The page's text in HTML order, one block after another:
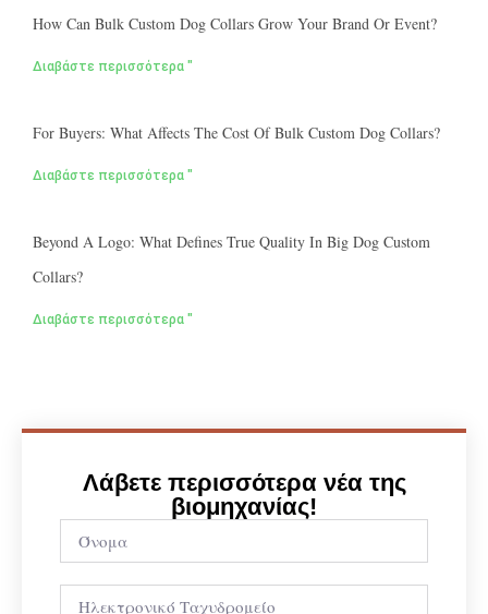
How Can Bulk Custom Dog Collars Grow Your Brand Or Event?
Διαβάστε περισσότερα "
For Buyers: What Affects The Cost Of Bulk Custom Dog Collars?
Διαβάστε περισσότερα "
Beyond A Logo: What Defines True Quality In Big Dog Custom
Collars?
Διαβάστε περισσότερα "
Λάβετε περισσότερα νέα της
βιομηχανίας!